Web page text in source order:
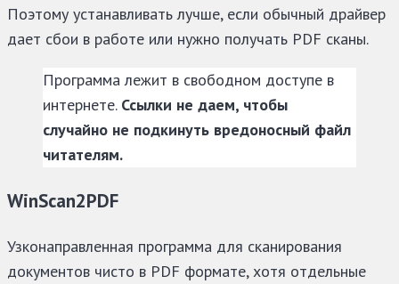
Поэтому устанавливать лучше, если обычный драйвер
дает сбои в работе или нужно получать PDF сканы.
Программа лежит в свободном доступе в
интернете. Ссылки не даем, чтобы
случайно не подкинуть вредоносный файл
читателям.
WinScan2PDF
Узконаправленная программа для сканирования
документов чисто в PDF формате, хотя отдельные